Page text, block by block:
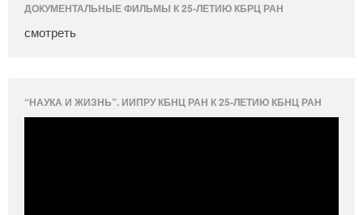
ДОКУМЕНТАЛЬНЫЕ ФИЛЬМЫ К 25-ЛЕТИЮ КБРЦ РАН
смотреть
“НАУКА И ЖИЗНЬ”. ИИПРУ КБНЦ РАН К 25-ЛЕТИЮ КБНЦ РАН